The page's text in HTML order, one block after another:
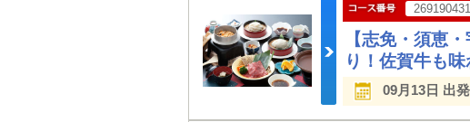
【志免・須恵
り！佐賀牛も
09月13日 出発